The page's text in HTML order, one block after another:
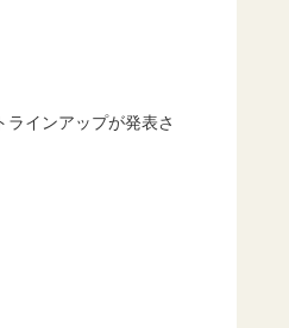
インアップが発表さ